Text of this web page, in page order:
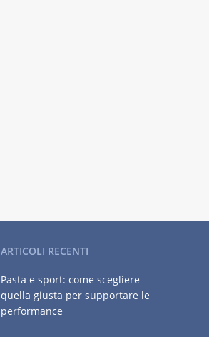
ARTICOLI RECENTI
Pasta e sport: come scegliere
quella giusta per supportare le
performance